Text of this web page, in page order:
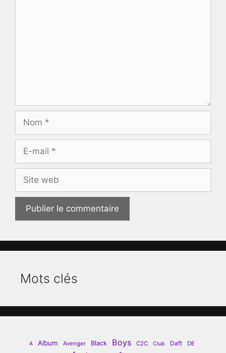
mail
web
Mots clés
A Album Avenger Black Boys C2C Club Daft
DE